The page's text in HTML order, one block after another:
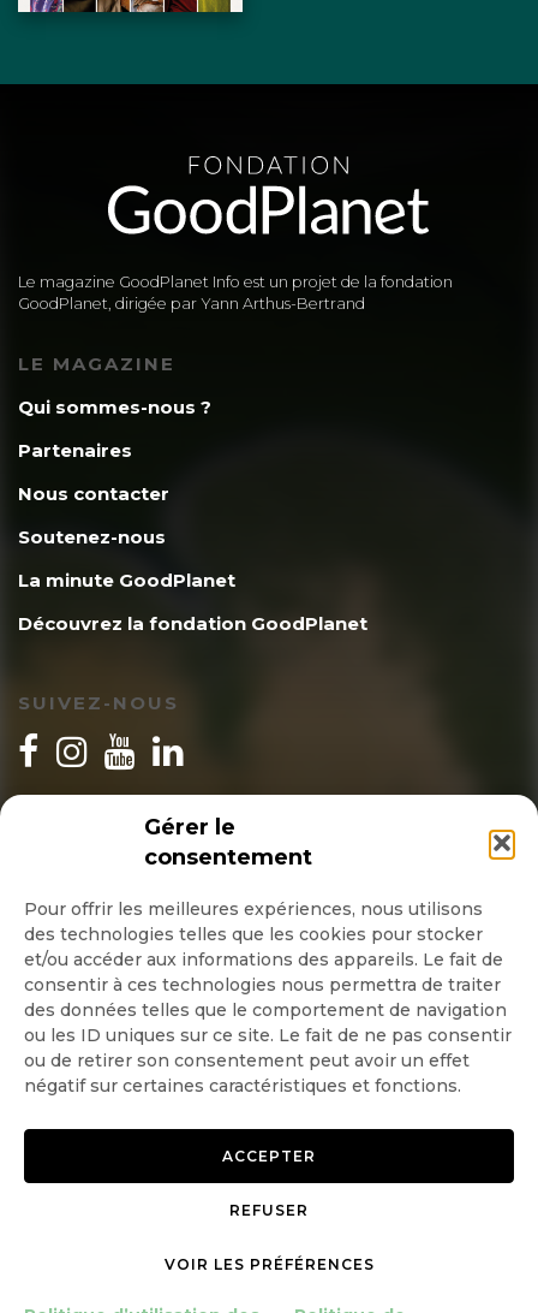
Gérer le
consentement
Pour offrir les meilleures expériences, nous utilisons
des technologies telles que les cookies pour stocker
et/ou accéder aux informations des appareils. Le fait de
consentir à ces technologies nous permettra de traiter
des données telles que le comportement de navigation
ou les ID uniques sur ce site. Le fait de ne pas consentir
ou de retirer son consentement peut avoir un effet
négatif sur certaines caractéristiques et fonctions.
ACCEPTER
REFUSER
VOIR LES PRÉFÉRENCES
Le magazine GoodPlanet Info est un projet de la fondation
GoodPlanet, dirigée par Yann Arthus-Bertrand
LE MAGAZINE
Qui sommes-nous ?
Partenaires
Nous contacter
Soutenez-nous
La minute GoodPlanet
Découvrez la fondation GoodPlanet
SUIVEZ-NOUS
INSCRIPTION NEWSLETTER
Quotidienne
Hebdo
OK
Politique de confidentialité